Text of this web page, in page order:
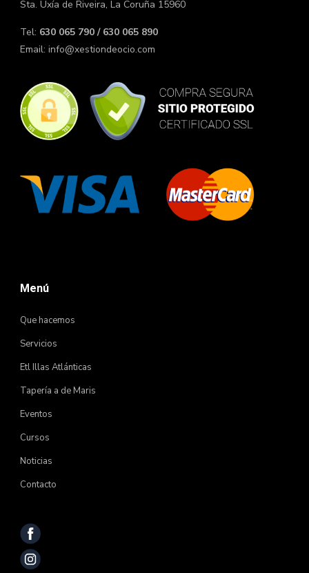
Sta. Uxía de Riveira, La Coruña 15960
Tel: 630 065 790 / 630 065 890
Email: info@xestiondeocio.com
Menú
Que hacemos
Servicios
Etl Illas Atlánticas
Tapería a de Maris
Eventos
Cursos
Noticias
Contacto